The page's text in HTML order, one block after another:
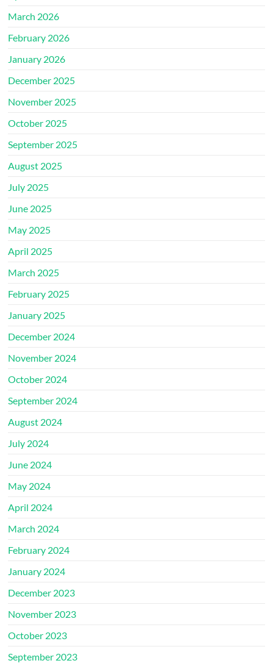
March 2026
February 2026
January 2026
December 2025
November 2025
October 2025
September 2025
August 2025
July 2025
June 2025
May 2025
April 2025
March 2025
February 2025
January 2025
December 2024
November 2024
October 2024
September 2024
August 2024
July 2024
June 2024
May 2024
April 2024
March 2024
February 2024
January 2024
December 2023
November 2023
October 2023
September 2023